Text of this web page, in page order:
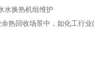
热回收场景中，如化工行